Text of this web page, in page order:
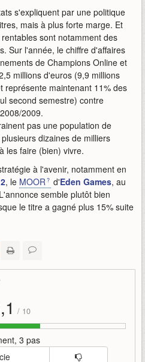
s'expliquent par une politique
mais à plus forte marge. Et
sont notamment des
Sur l'année, le chiffre d'affaires
de Champions Online et
millions d'euros (9,9 millions
représente maintenant 11% des
second semestre) contre
2009.
pas une population de
dizaines de milliers
les faire (bien) vivre.
à l'avenir, notamment en
, le MOOR d'Eden Games, au
semble plutôt bien
le titre a gagné plus 15% suite
/ 10
3 pas